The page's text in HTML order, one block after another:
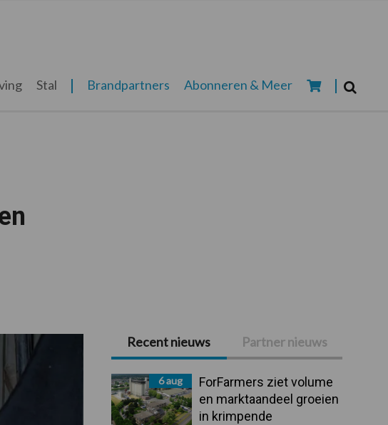
Stal Brandpartners Abonneren & Meer
Primaire
Sidebar
Recent nieuws Partner nieuws
6 aug
ForFarmers ziet volume
en marktaandeel groeien
in krimpende